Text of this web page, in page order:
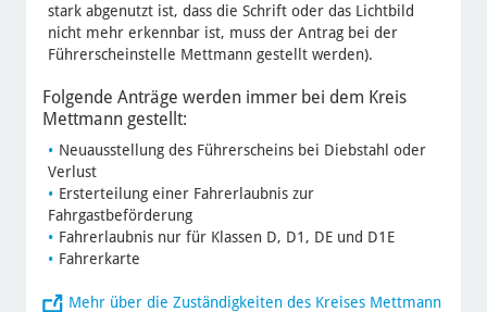
stark abgenutzt ist, dass die Schrift oder das Lichtbild
nicht mehr erkennbar ist, muss der Antrag bei der
Führerscheinstelle Mettmann gestellt werden).
Folgende Anträge werden immer bei dem Kreis
Mettmann gestellt:
Neuausstellung des Führerscheins bei Diebstahl oder
Verlust
Ersterteilung einer Fahrerlaubnis zur
Fahrgastbeförderung
Fahrerlaubnis nur für Klassen D, D1, DE und D1E
Fahrerkarte
Mehr über die Zuständigkeiten des Kreises Mettmann